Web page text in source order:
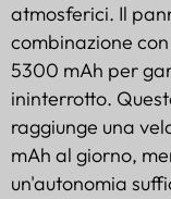
atmosferici. Il
combinazione
5300 mAh per
ininterrotto.
raggiunge una
mAh al giorno,
un'autonomia